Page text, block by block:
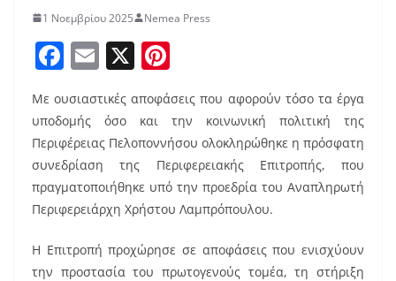
1 Νοεμβρίου 2025 Nemea Press
F
c
e
b
o
o
k
E
m
ai
l
X
er
e
st
Με ουσιαστικές αποφάσεις που αφορούν τόσο τα έργα
υποδομής όσο και την κοινωνική πολιτική της
Περιφέρειας Πελοποννήσου ολοκληρώθηκε η πρόσφατη
συνεδρίαση της Περιφερειακής Επιτροπής, που
πραγματοποιήθηκε υπό την προεδρία του Αναπληρωτή
Περιφερειάρχη Χρήστου Λαμπρόπουλου.
Η Επιτροπή προχώρησε σε αποφάσεις που ενισχύουν
την προστασία του πρωτογενούς τομέα, τη στήριξη